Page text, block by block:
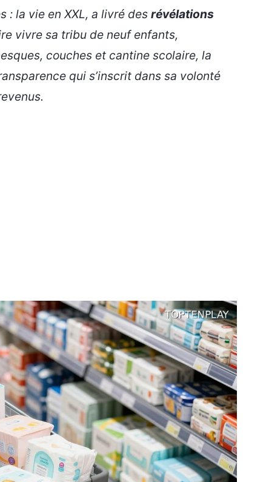
: la vie en XXL, a livré des révélations
vivre sa tribu de neuf enfants,
couches et cantine scolaire, la
qui s’inscrit dans sa volonté